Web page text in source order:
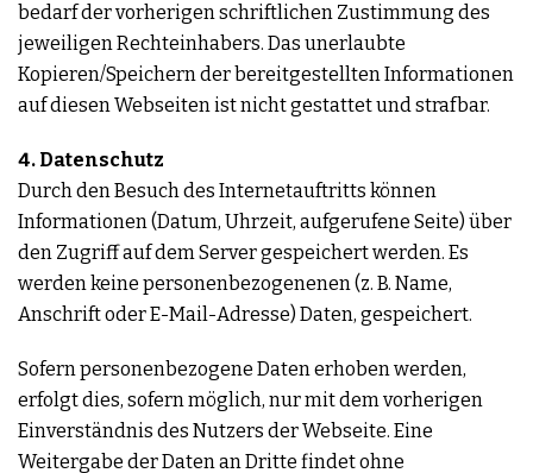
bedarf der vorherigen schriftlichen Zustimmung des
jeweiligen Rechteinhabers. Das unerlaubte
Kopieren/Speichern der bereitgestellten Informationen
auf diesen Webseiten ist nicht gestattet und strafbar.
4. Datenschutz
Durch den Besuch des Internetauftritts können
Informationen (Datum, Uhrzeit, aufgerufene Seite) über
den Zugriff auf dem Server gespeichert werden. Es
werden keine personenbezogenenen (z. B. Name,
Anschrift oder E-Mail-Adresse) Daten, gespeichert.
Sofern personenbezogene Daten erhoben werden,
erfolgt dies, sofern möglich, nur mit dem vorherigen
Einverständnis des Nutzers der Webseite. Eine
Weitergabe der Daten an Dritte findet ohne